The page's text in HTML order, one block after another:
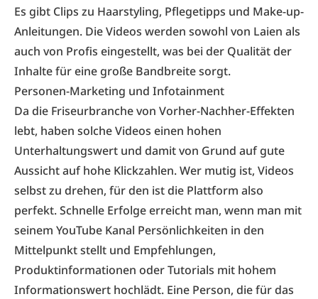
Es gibt Clips zu Haarstyling, Pflegetipps und Make-up-
Anleitungen. Die Videos werden sowohl von Laien als
auch von Profis eingestellt, was bei der Qualität der
Inhalte für eine große Bandbreite sorgt.
Personen-Marketing und Infotainment
Da die Friseurbranche von Vorher­-Nachher-Effekten
lebt, haben solche Videos einen hohen
Unterhaltungswert und damit von Grund auf gute
Aussicht auf hohe Klickzahlen. Wer mutig ist, Videos
selbst zu drehen, für den ist die Plattform also
perfekt. Schnelle Erfolge erreicht man, wenn man mit
seinem YouTube­ Kanal Persönlichkeiten in den
Mittelpunkt stellt und Empfehlungen,
Produktinformationen oder Tutorials mit hohem
Informationswert hochlädt. Eine Person, die für das